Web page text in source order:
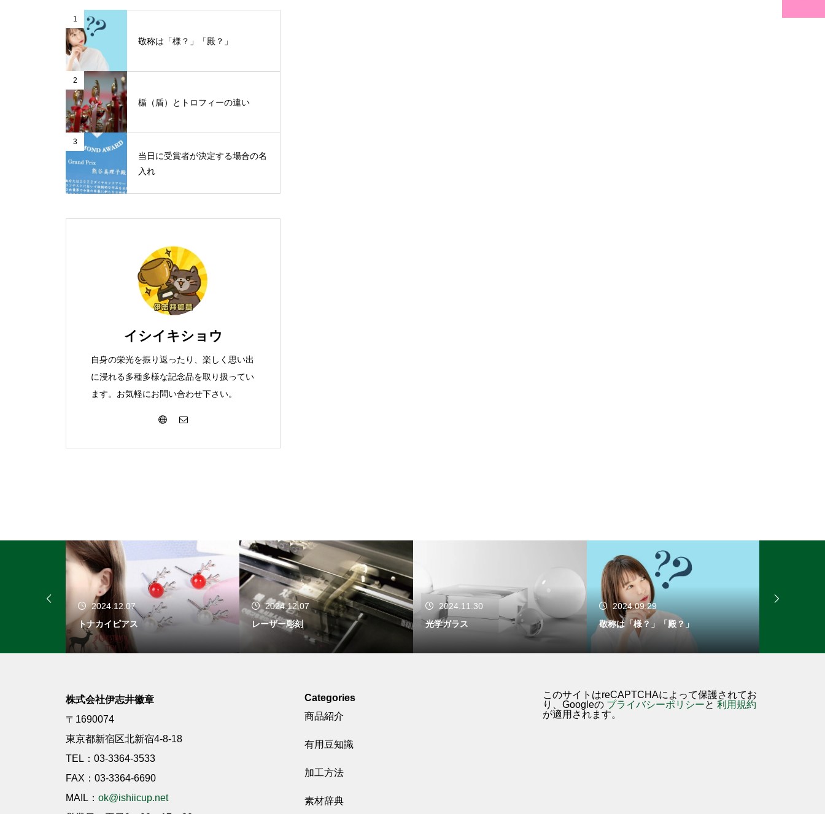
1
敬称は「様？」「殿？」
2
楯（盾）とトロフィーの違い
3
当日に受賞者が決定する場合の名
入れ
イシイキショウ
自身の栄光を振り返ったり、楽しく思い出
に浸れる多種多様な記念品を取り扱ってい
ます。お気軽にお問い合わせ下さい。
2024.12.07
トナカイピアス
2024.12.07
レーザー彫刻
2024.11.30
光学ガラス
2024.09.29
敬称は「様？」「殿？」
株式会社伊志井徽章
〒1690074
東京都新宿区北新宿4-8-18
TEL：03-3364-3533
FAX：03-3364-6690
MAIL： ok@ishiicup.net
Categories
商品紹介
有用豆知識
加工方法
素材辞典
このサイトはreCAPTCHAによって保護されてお
り、Googleの プライバシーポリシーと利用規約
が適用されます。